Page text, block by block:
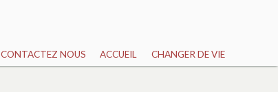
CONTACTEZ NOUS ACCUEIL CHANGER DE VIE